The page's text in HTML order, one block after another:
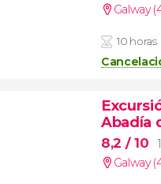
Galway
10 horas
Abadía
8,2 / 10
Galway